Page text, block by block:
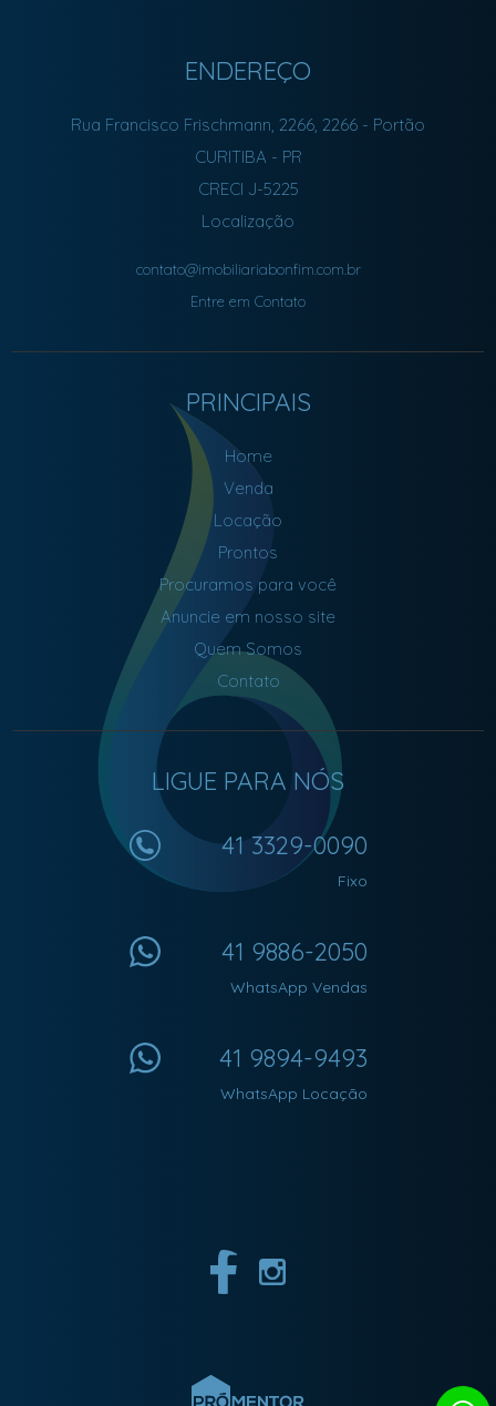
ENDEREÇO
Rua Francisco Frischmann, 2266, 2266 - Portão
CURITIBA - PR
CRECI J-5225
Localização
contato@imobiliariabonfim.com.br
Entre em Contato
PRINCIPAIS
Home
Venda
Locação
Prontos
Procuramos para você
Anuncie em nosso site
Quem Somos
Contato
LIGUE PARA NÓS
41 3329-0090
Fixo
41 9886-2050
WhatsApp Vendas
41 9894-9493
WhatsApp Locação